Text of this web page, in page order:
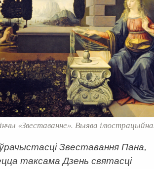
«Звеставанне». Выява
Звеставання Пана,
таксама Дзень святасці